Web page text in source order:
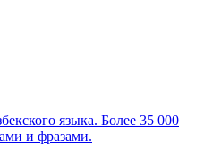
языка. Более 35 000
и фразами.